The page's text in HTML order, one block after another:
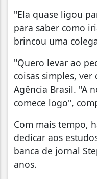
"Ela quase ligou
para saber como
brincou uma
"Quero levar ao
coisas simples, ver
Agência Brasil. "A
comece logo",
Com mais tempo,
dedicar aos
banca de jornal
anos.